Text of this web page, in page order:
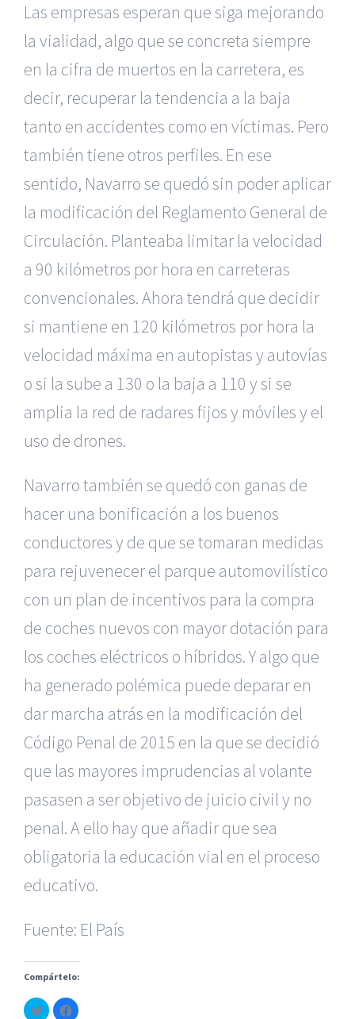
Las empresas esperan que siga mejorando
la vialidad, algo que se concreta siempre
en la cifra de muertos en la carretera, es
decir, recuperar la tendencia a la baja
tanto en accidentes como en víctimas. Pero
también tiene otros perfiles. En ese
sentido, Navarro se quedó sin poder aplicar
la modificación del Reglamento General de
Circulación. Planteaba limitar la velocidad
a 90 kilómetros por hora en carreteras
convencionales. Ahora tendrá que decidir
si mantiene en 120 kilómetros por hora la
velocidad máxima en autopistas y autovías
o si la sube a 130 o la baja a 110 y si se
amplia la red de radares fijos y móviles y el
uso de drones.
Navarro también se quedó con ganas de
hacer una bonificación a los buenos
conductores y de que se tomaran medidas
para rejuvenecer el parque automovilístico
con un plan de incentivos para la compra
de coches nuevos con mayor dotación para
los coches eléctricos o híbridos. Y algo que
ha generado polémica puede deparar en
dar marcha atrás en la modificación del
Código Penal de 2015 en la que se decidió
que las mayores imprudencias al volante
pasasen a ser objetivo de juicio civil y no
penal. A ello hay que añadir que sea
obligatoria la educación vial en el proceso
educativo.
Fuente: El País
Compártelo:
Haz Haz
|Reclamación de Accidentes en Alicante|Reclamación
de Accidentes en Madrid|BGD Abogados Madrid|GM
|Formación para Abogados
|Hacer Contrato De
© Copyright 2010 -